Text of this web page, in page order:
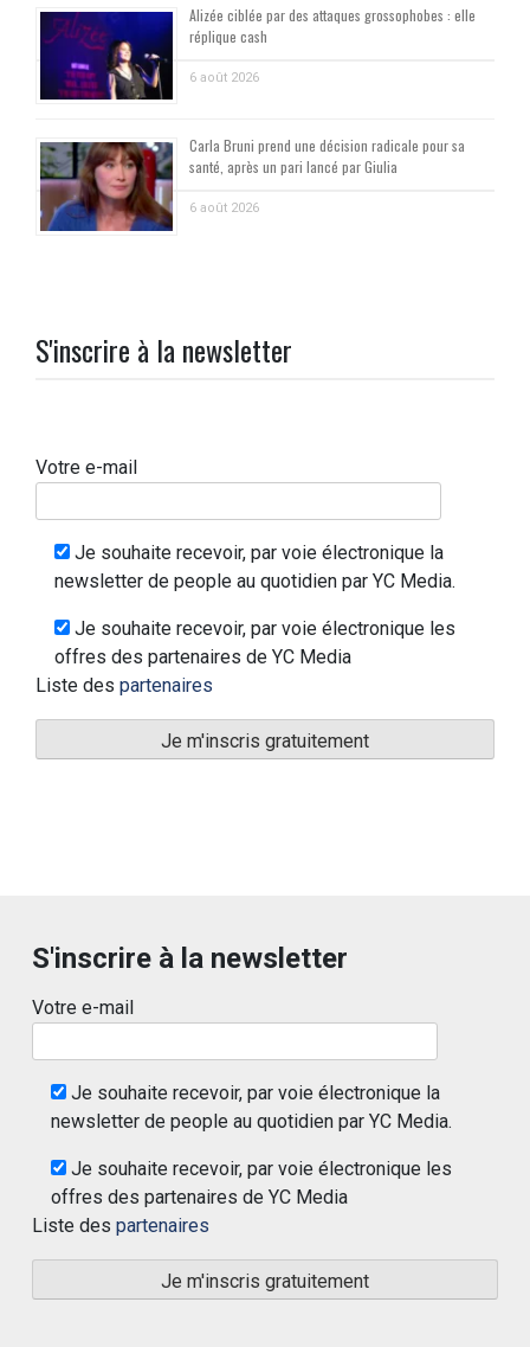
Alizée ciblée par des attaques grossophobes : elle
réplique cash
6 août 2026
Carla Bruni prend une décision radicale pour sa
santé, après un pari lancé par Giulia
6 août 2026
S'inscrire à la newsletter
Votre e-mail
Je souhaite recevoir, par voie électronique la
newsletter de people au quotidien par YC Media.
Je souhaite recevoir, par voie électronique les
offres des partenaires de YC Media
Liste des partenaires
S'inscrire à la newsletter
Votre e-mail
Je souhaite recevoir, par voie électronique la
newsletter de people au quotidien par YC Media.
Je souhaite recevoir, par voie électronique les
offres des partenaires de YC Media
Liste des partenaires